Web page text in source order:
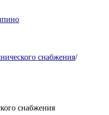
снабжения/
снабжения